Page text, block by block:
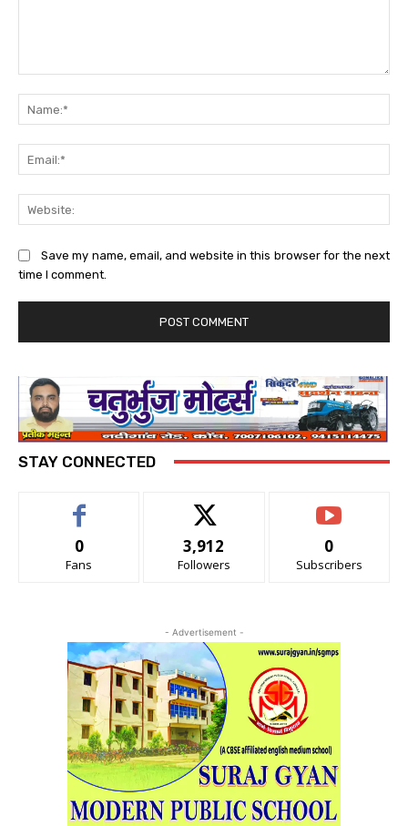
Save my name, email, and website in this browser for the next
time I comment.
STAY CONNECTED
0
Fans
3,912
Followers
0
Subscribers
- Advertisement -